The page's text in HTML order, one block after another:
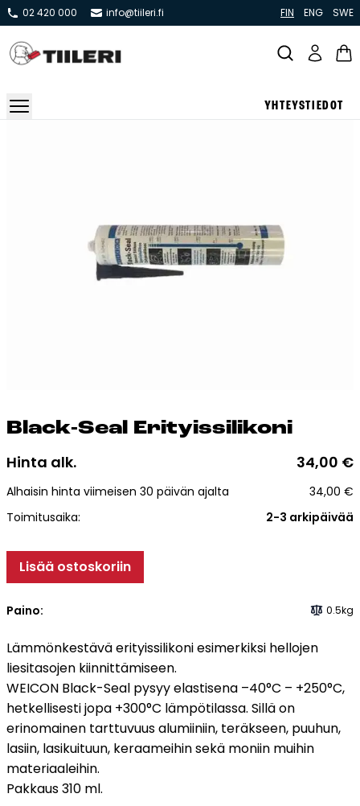
02 420 000 info@tiileri.fi FIN ENG SWE
YHTEYSTIEDOT
Leivin -ja lämpiöuunit
Kiertoilmatakat ja kamiinat
Kotikäynti
Tiilet ja tiililaatat
Aukonylitysratkaisut ja
Tiilimuurauskannakejärjestelmät
Vastuullisuus
Tiilityökalu
Esitteet
Verkkokauppa
Tulisijatarvikkeet
Kamiinat ja kevyet tulisijat
Grillit ja pihakeittiöt
Black-Seal Eri­tyis­si­li­ko­ni
Hinta alk. 34,00 €
Alhaisin hinta viimeisen 30 päivän ajalta 34,00 €
Toimitusaika:
2-3 arkipäivää
Lisää ostoskoriin
Paino: 0.5kg
Lämmönkestävä erityissilikoni esimerkiksi hellojen
liesitasojen kiinnittämiseen.
WEICON Black-Seal pysyy elastisena –40°C – +250°C,
hetkellisesti jopa +300°C lämpötilassa. Sillä on
erinomainen tarttuvuus alumiiniin, teräkseen, puuhun,
lasiin, lasikuituun, keraameihin sekä moniin muihin
materiaaleihin.
Pakkaus 310 ml.